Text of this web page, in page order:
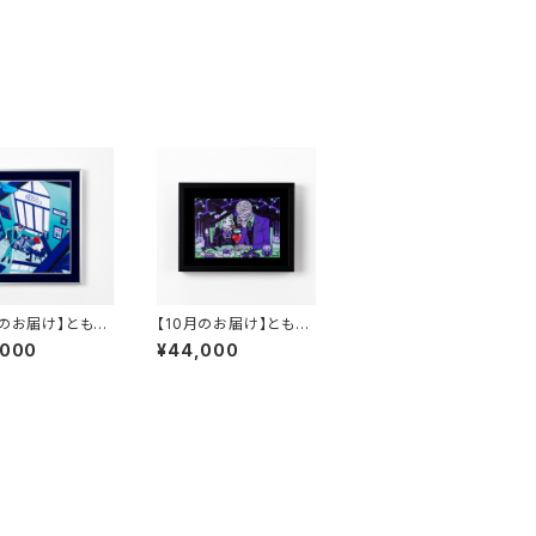
お届け】ともわ
原画A-4 「CA
」
【10月のお届け】ともわ
か 複製原画A-5 「Da
te」
¥44,000